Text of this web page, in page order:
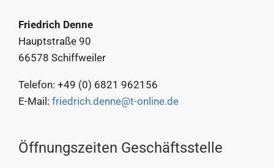
Friedrich Denne
Hauptstraße 90
66578 Schiffweiler
Telefon: +49 (0) 6821 962156
E-Mail: friedrich.denne@t-online.de
Öffnungszeiten Geschäftsstelle